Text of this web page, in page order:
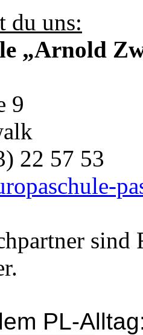
du uns:
„Arnold
9
22 57 53
sind
PL-Alltag